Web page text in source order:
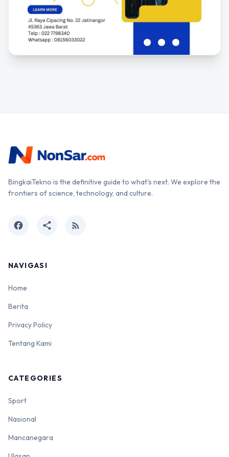
BingkaiTekno is the definitive guide to what's next. We explore the
frontiers of science, technology, and culture.
facebook share rss_feed
NAVIGASI
Home
Berita
Privacy Policy
Tentang Kami
CATEGORIES
Sport
Nasional
Mancanegara